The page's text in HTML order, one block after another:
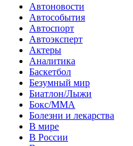
Автоновости
Автособытия
Автоспорт
Автоэксперт
Актеры
Аналитика
Баскетбол
Безумный мир
Биатлон/Лыжи
Бокс/MMA
Болезни и лекарства
В мире
В России